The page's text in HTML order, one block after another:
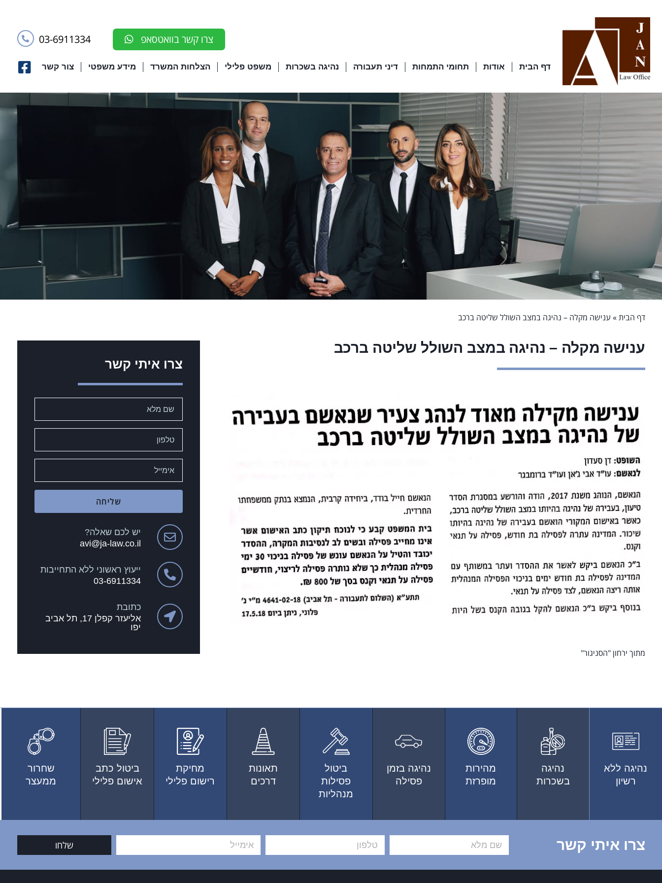
צרו קשר בוואטסאפ 03-6911334
דף הבית אודות תחומי התמחות דיני תעבורה נהיגה בשכרות משפט פלילי הצלחות המשרד מידע משפטי צור קשר
דף הבית » ענישה מקלה – נהיגה במצב השולל שליטה ברכב
ענישה מקלה – נהיגה במצב השולל שליטה ברכב
מתוך ירחון "הסניגור"
צרו איתי קשר
שליחה
יש לכם שאלה?
avi@ja-law.co.il
ייעוץ ראשוני ללא התחייבות
03-6911334
כתובת
אליעזר קפלן 17, תל אביב
יפו
נהיגה ללא
רשיון
נהיגה
בשכרות
מהירות
מופרזת
נהיגה בזמן
פסילה
ביטול
פסילות
מנהליות
תאונות
דרכים
מחיקת
רישום פלילי
ביטול כתב
אישום פלילי
שחרור
ממעצר
צרו איתי קשר שלחו